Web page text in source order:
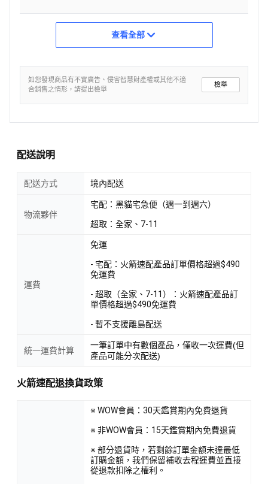
查看全部
如您發現商品有不實廣告、侵害智慧財產權或其他不適
合銷售之情形，請提出檢舉
檢舉
配送說明
配送方式 境內配送
物流夥伴
宅配：黑貓宅急便（週一到週六）
超取：全家、7-11
運費
免運
- 宅配：火箭速配產品訂單價格超過$490
免運費
- 超取（全家、7-11）：火箭速配產品訂
單價格超過$490免運費
- 暫不支援離島配送
統一運費計算
一筆訂單中有數個產品，僅收一次運費(但
產品可能分次配送)
火箭速配退換貨政策
※ WOW會員：30天鑑賞期內免費退貨
※ 非WOW會員：15天鑑賞期內免費退貨
※ 部分退貨時，若剩餘訂單金額未達最低
訂購金額，我們保留補收去程運費並直接
從退款扣除之權利。